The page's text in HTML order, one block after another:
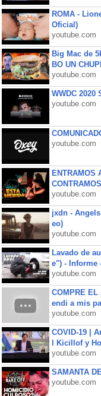
ROMA -
Oficial)
youtube.com
Big Mac de
BO UN
youtube.com
WWDC
youtube.com
youtube.com
ENTRAMOS
youtube.com
jxdn -
eo)
youtube.com
Lavado de
e") - Informe
youtube.com
COMPRE EL
endi a mis
youtube.com
COVID-19 |
l Kicillof y
youtube.com
SAMANTA
youtube.com